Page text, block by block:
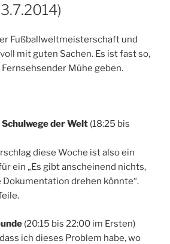
Fußballweltmeisterschaft und
mit guten Sachen. Es ist fast so,
Mühe geben.
der Welt (18:25 bis
diese Woche ist also ein
ein „Es gibt anscheinend nichts,
drehen könnte“.
(20:15 bis 22:00 im Ersten)
ich dieses Problem habe, wo